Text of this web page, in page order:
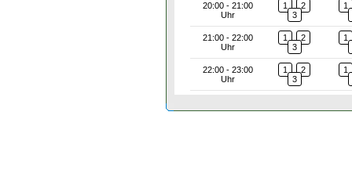
20:00 - 21:00
Uhr
1
2
3
1
21:00 - 22:00
Uhr
1
2
3
1
22:00 - 23:00
Uhr
1
2
3
1